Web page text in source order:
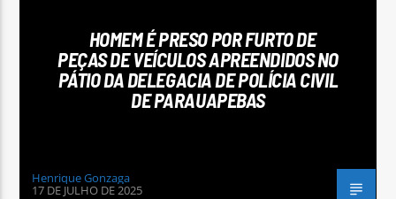
HOMEM É PRESO POR FURTO DE
PEÇAS DE VEÍCULOS APREENDIDOS NO
PÁTIO DA DELEGACIA DE POLÍCIA CIVIL
DE PARAUAPEBAS
Henrique Gonzaga
17 DE JULHO DE 2025